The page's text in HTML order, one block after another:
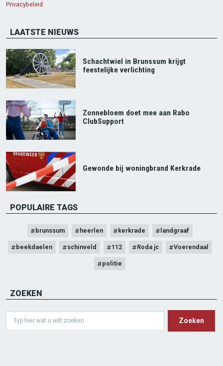
Privacybeleid
LAATSTE NIEUWS
Schachtwiel in Brunssum krijgt
feestelijke verlichting
Zonnebloem doet mee aan Rabo
ClubSupport
Gewonde bij woningbrand Kerkrade
POPULAIRE TAGS
brunssum heerlen kerkrade landgraaf
beekdaelen schinveld 112 Roda jc Voerendaal
politie
ZOEKEN